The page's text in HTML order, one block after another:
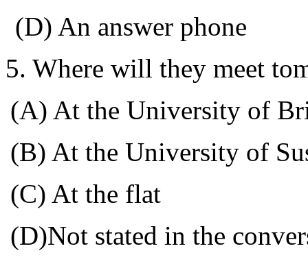
(D) An answer phone
5. Where will they meet
(A) At the University of
(B) At the University of
(C) At the flat
(D)Not stated in the